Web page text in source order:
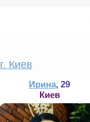
г. Киев
Ирина, 29
Киев